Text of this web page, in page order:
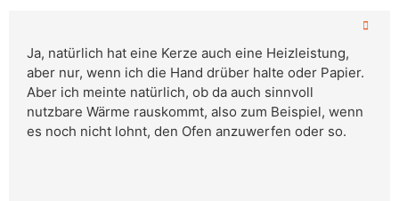
Ja, natürlich hat eine Kerze auch eine Heizleistung,
aber nur, wenn ich die Hand drüber halte oder Papier.
Aber ich meinte natürlich, ob da auch sinnvoll
nutzbare Wärme rauskommt, also zum Beispiel, wenn
es noch nicht lohnt, den Ofen anzuwerfen oder so.